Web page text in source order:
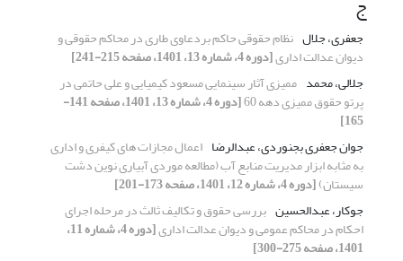
جعفری، جلال نظام حقوقی حاکم بردعاوی طاری در محاکم حقوقی و
دیوان عدالت اداری[دوره 4، شماره 13، 1401، صفحه 215-241]
جلالی، محمد ممیزی آثار سینمایی مسعود کیمیایی و علی حاتمی در
پرتو حقوق ممیزی دهه 60 [دوره 4، شماره 13، 1401، صفحه 141-
165]
جوان جعفری بجنوردی، عبدالرضا اعمال مجازات های کیفری و اداری
به مثابه ابزار مدیریت منابع آب (مطالعه موردی آبیاری نوین دشت
سیستان)[دوره 4، شماره 12، 1401، صفحه 173-201]
جوکار، عبدالحسین بررسی حقوق و تکالیف ثالث در مرحله اجرای
احکام در محاکم عمومی و دیوان عدالت اداری [دوره 4، شماره 11،
1401، صفحه 275-300]